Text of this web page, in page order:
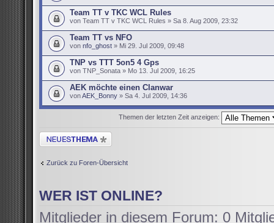
Team TT v TKC WCL Rules
von Team TT v TKC WCL Rules » Sa 8. Aug 2009, 23:32
Team TT vs NFO
von nfo_ghost » Mi 29. Jul 2009, 09:48
TNP vs TTT 5on5 4 Gps
von TNP_Sonata » Mo 13. Jul 2009, 16:25
AEK möchte einen Clanwar
vonAEK_Bonny » Sa 4. Jul 2009, 14:36
Themen der letzten Zeit anzeigen:
Neues Thema erstellen
Zurück zu Foren-Übersicht
WER IST ONLINE?
Mitglieder in diesem Forum: 0